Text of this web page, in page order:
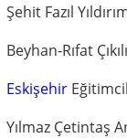
Şehit Fazıl
Beyhan-Rıfat
Eskişehir
Yılmaz Çetintaş